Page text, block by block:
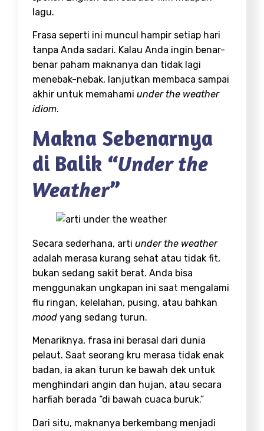
lagu.
Frasa seperti ini muncul hampir setiap hari
tanpa Anda sadari. Kalau Anda ingin benar-
benar paham maknanya dan tidak lagi
menebak-nebak, lanjutkan membaca sampai
akhir untuk memahami under the weather
idiom.
Makna Sebenarnya
di Balik “Under the
Weather”
Secara sederhana, arti under the weather
adalah merasa kurang sehat atau tidak fit,
bukan sedang sakit berat. Anda bisa
menggunakan ungkapan ini saat mengalami
flu ringan, kelelahan, pusing, atau bahkan
mood yang sedang turun.
Menariknya, frasa ini berasal dari dunia
pelaut. Saat seorang kru merasa tidak enak
badan, ia akan turun ke bawah dek untuk
menghindari angin dan hujan, atau secara
harfiah berada “di bawah cuaca buruk.”
Dari situ, maknanya berkembang menjadi